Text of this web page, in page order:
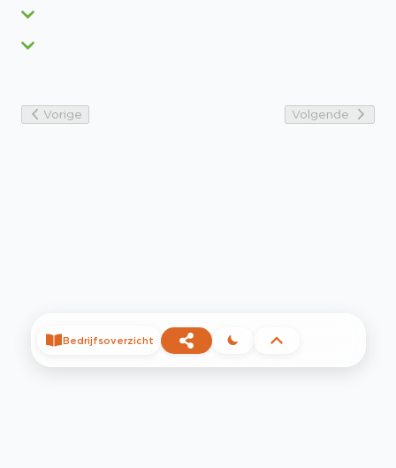
Vorige Volgende
Bedrijfsoverzicht